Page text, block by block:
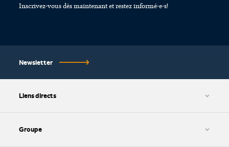
Liens directs
Impressum
Groupe
Inscrivez-vous dès maintenant et restez informé-e-s!
Newsletter